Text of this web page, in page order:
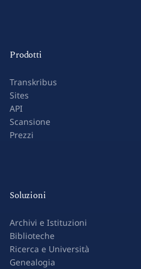
Prodotti
Transkribus
Sites
API
Scansione
Prezzi
Soluzioni
Archivi e Istituzioni
Biblioteche
Ricerca e Università
Genealogia